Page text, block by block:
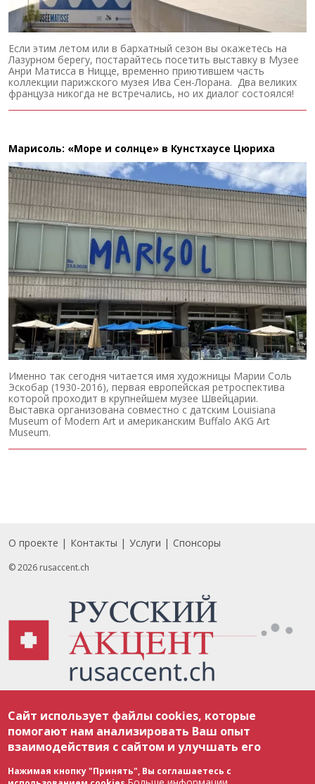
Если этим летом или в бархатный сезон вы окажетесь на
Лазурном берегу, постарайтесь посетить выставку в Музее
Анри Матисса в Ницце, временно приютившем часть
коллекции парижского музея Ива Сен-Лорана. Два великих
француза никогда не встречались, но их диалог состоялся!
Марисоль: «Море и солнце» в Кунстхаусе Цюриха
Именно так сегодня читается имя художницы Марии Соль
Эскобар (1930-2016), первая европейская ретроспектива
которой проходит в крупнейшем музее Швейцарии.
Выставка организована совместно с датским Louisiana
Museum of Modern Art и американским Buffalo AKG Art
Museum.
Footer
О проекте Контакты Услуги Спонсоры
© 2026 rusaccent.ch
соответствии с законодательством Швейцарии об авторском праве и
международными соглашениями. Полное или частичное использование
материалов возможно только с разрешения редакции. В случае полного
или частичного воспроизведения материалов сайта rusaccent.ch,
ОБЯЗАТЕЛЬНА АКТИВНАЯ ГИПЕРССЫЛКА на конкретный заимствованный
текст. Фотоизображения, размещенные редакцией rusaccent.ch, являются
ее исключительной собственностью. Полное или частичное
Сайт использует файлы cookies, которые
помогают нам анализировать Ваш опыт
взаимодействия с сайтом и улучшать его
Нажимая кнопку "Принять", Вы соглашаетесь с